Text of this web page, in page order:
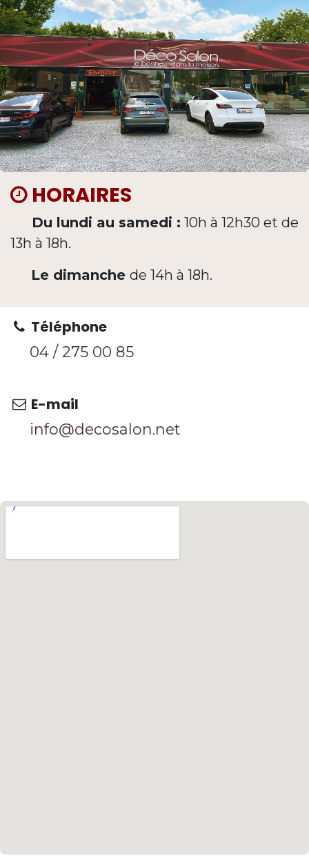
HORAIRES
Du lundi au samedi : 10h à 12h30 et de
13h à 18h.
Le dimanche de 14h à 18h.
Téléphone
04 / 275 00 85
E-mail
info@decosalon.net